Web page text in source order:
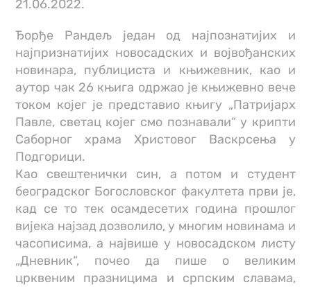
21.06.2022.
Ђорђе Рандељ један од најпознатијих и
најпризнатијих новосадских и војвођанских
новинара, публициста и књижевник, као и
аутор чак 26 књига одржао је књижевно вече
током којег је представио књигу „Патријарх
Павле, светац којег смо познавали“ у крипти
Саборног храма Христовог Васкрсења у
Подгорици.
Као свештенички син, а потом и студент
београдског Богословског факултета први је,
кад се то тек осамдесетих година прошлог
вијека најзад дозволило, у многим новинама и
часописима, а највише у новосадском листу
„Дневник“, почео да пише о великим
црквеним празницима и српским славама,